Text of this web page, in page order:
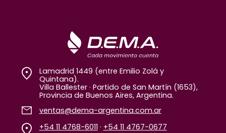
Lamadrid 1449 (entre Emilio Zolá y
Quintana).
Villa Ballester · Partido de San Martín (1653),
Provincia de Buenos Aires, Argentina.
ventas@dema-argentina.com.ar
+54 11 4768-6011 · +54 11 4767-0677